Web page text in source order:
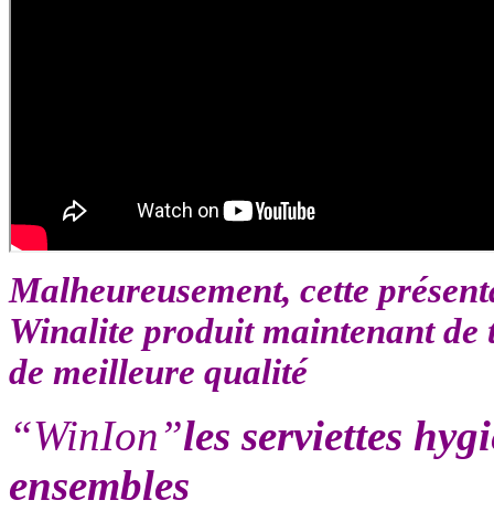
Malheureusement, cette
Winalite produit maintenant de
de meilleure qualité
“WinIon”les serviettes
ensembles